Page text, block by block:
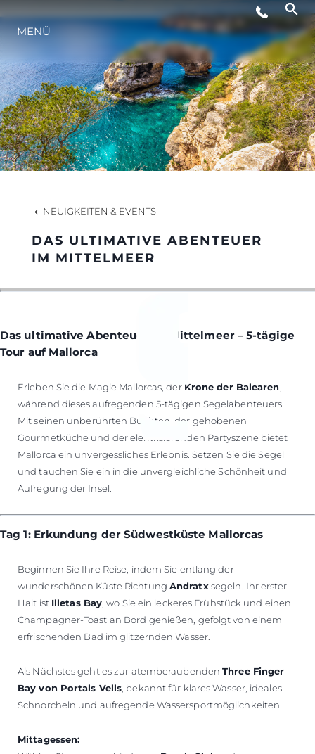
LIFESTYLE
INNOVATION
DIE FIRMA
DAS TEAM
GESCHICHTE
MENÜ
NEUIGKEITEN & EVENTS
DAS ULTIMATIVE ABENTEUER
IM MITTELMEER
Das ultimative Abenteuer im Mittelmeer – 5-tägige
Tour auf Mallorca
Erleben Sie die Magie Mallorcas, der Krone der Balearen
während dieses aufregenden 5-tägigen Segelabenteuers.
Mit seinen unberührten Buchten, der gehobenen
Gourmetküche und der elektrisierenden Partyszene bietet
Mallorca ein unvergessliches Erlebnis. Setzen Sie die Segel
und tauchen Sie ein in die unvergleichliche Schönheit und
Aufregung der Insel.
Tag 1: Erkundung der Südwestküste Mallorcas
Beginnen Sie Ihre Reise, indem Sie entlang der
wunderschönen Küste Richtung Andratxsegeln. Ihr erster
Halt ist Illetas Bay , wo Sie ein leckeres Frühstück und einen
Champagner-Toast an Bord genießen, gefolgt von einem
erfrischenden Bad im glitzernden Wasser.
Als Nächstes geht es zur atemberaubendenThree Finger
Bay von Portals Vells , bekannt für klares Wasser, ideales
Schnorcheln und aufregende Wassersportmöglichkeiten.
Mittagessen: